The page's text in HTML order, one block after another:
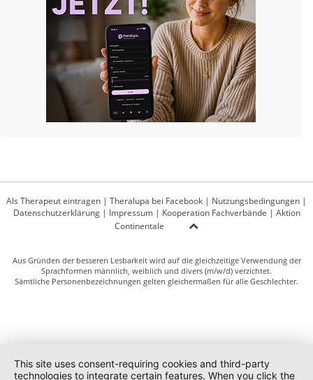
Als Therapeut eintragen | Theralupa bei Facebook | Nutzungsbedingungen |
Datenschutzerklärung| Impressum| Kooperation Fachverbände | Aktion
Continentale
Aus Gründen der besseren Lesbarkeit wird auf die gleichzeitige Verwendung der
Sprachformen männlich, weiblich und divers (m/w/d) verzichtet.
Sämtliche Personenbezeichnungen gelten gleichermaßen für alle Geschlechter.
This site uses consent-requiring cookies and third-party
technologies to integrate certain features. When you click the